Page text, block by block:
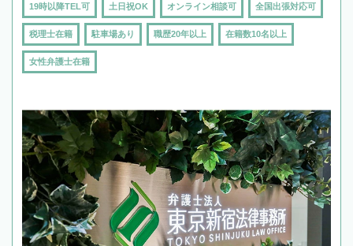
19時以降TEL可 土日祝OK オンライン相談可 全国出張対応可
税理士在籍 駐車場あり 職歴20年以上 在籍数10名以上
女性弁護士在籍